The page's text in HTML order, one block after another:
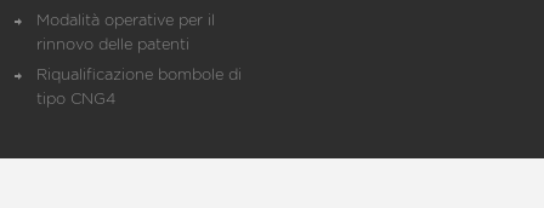
Modalità operative per il
rinnovo delle patenti
Riqualificazione bombole di
tipo CNG4